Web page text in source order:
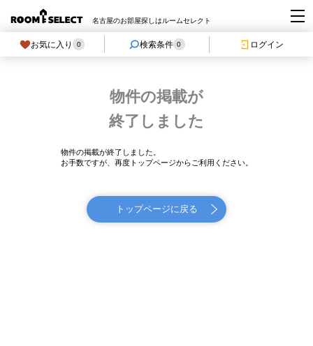
名古屋のお部屋探しはルームセレクト
お気に入り 0 検索条件 0 ログイン
物件の掲載が
終了しました
物件の掲載が終了しました。
お手数ですが、再度トップページからご利用ください。
トップページに戻る